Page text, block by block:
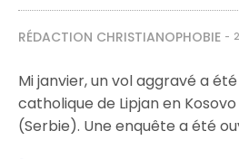
RÉDACTION CHRISTIANOPHOBIE
Mi janvier, un vol aggravé a
catholique de Lipjan en
(Serbie). Une enquête a été